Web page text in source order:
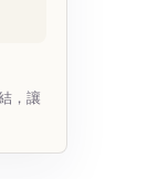
，讓